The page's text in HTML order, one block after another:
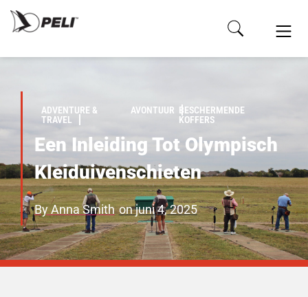
ADVENTURE &
TRAVEL
AVONTUUR BESCHERMENDE
KOFFERS
Een Inleiding Tot Olympisch
Kleiduivenschieten
ByAnna Smith onjuni 4, 2025